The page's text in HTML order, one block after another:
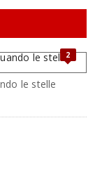
2
le stelle